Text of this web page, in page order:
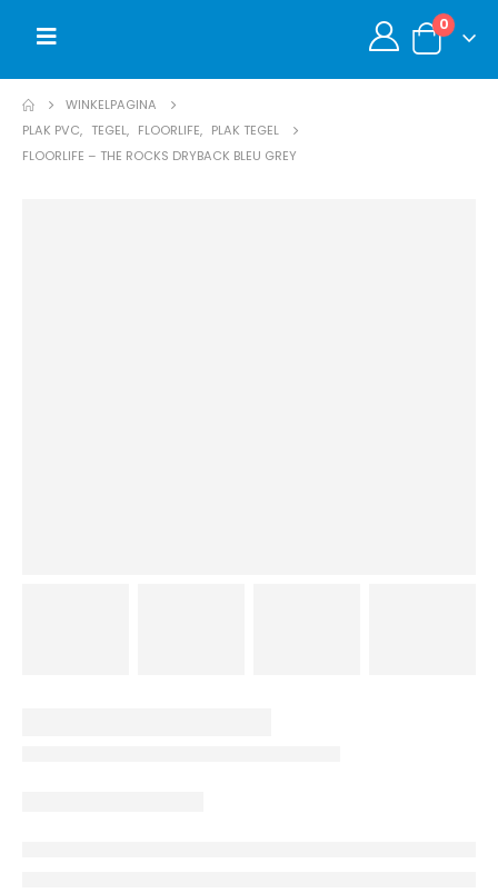
0
WINKELPAGINA
PLAK PVC, TEGEL, FLOORLIFE, PLAK TEGEL
FLOORLIFE – THE ROCKS DRYBACK BLEU GREY